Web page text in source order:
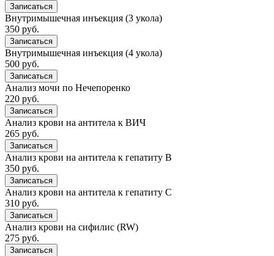
Записаться
Внутримышечная инъекция (3 укола)
350 руб.
Записаться
Внутримышечная инъекция (4 укола)
500 руб.
Записаться
Анализ мочи по Нечепоренко
220 руб.
Записаться
Анализ крови на антитела к ВИЧ
265 руб.
Записаться
Анализ крови на антитела к гепатиту В
350 руб.
Записаться
Анализ крови на антитела к гепатиту С
310 руб.
Записаться
Анализ крови на сифилис (RW)
275 руб.
Записаться